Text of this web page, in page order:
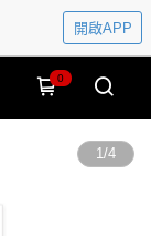
開啟APP
0
1/4